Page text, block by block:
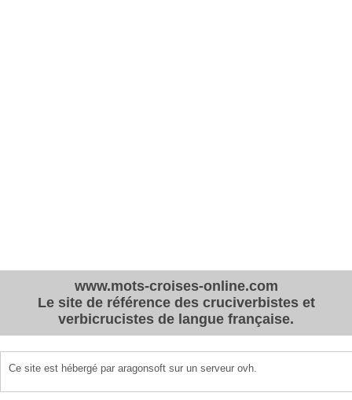
www.mots-croises-online.com
Le site de référence des cruciverbistes et
verbicrucistes de langue française.